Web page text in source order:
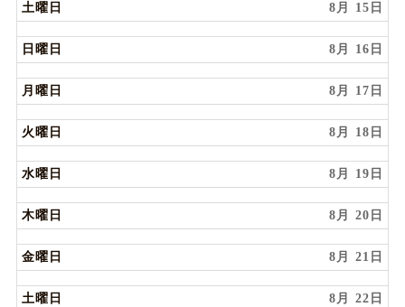
土曜日 8月 15
日曜日 8月 16
月曜日 8月 17
火曜日 8月 18
水曜日 8月 19
木曜日 8月 20
金曜日 8月 21
土曜日 8月 22